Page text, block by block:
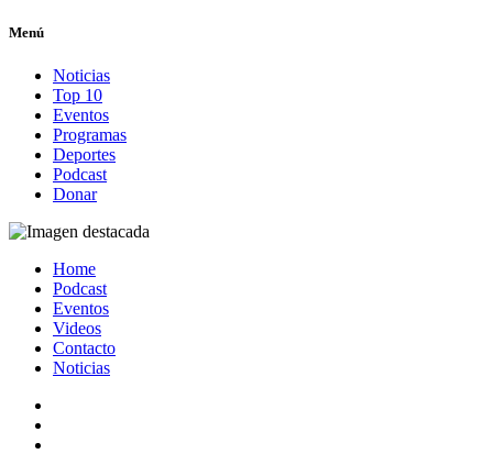
Menú
Noticias
Top 10
Eventos
Programas
Deportes
Podcast
Donar
Home
Podcast
Eventos
Videos
Contacto
Noticias